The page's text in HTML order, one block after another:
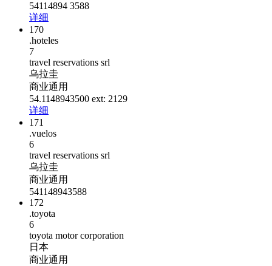
54114894 3588
详细
170
.hoteles
7
travel reservations srl
乌拉圭
商业通用
54.1148943500 ext: 2129
详细
171
.vuelos
6
travel reservations srl
乌拉圭
商业通用
541148943588
172
.toyota
6
toyota motor corporation
日本
商业通用